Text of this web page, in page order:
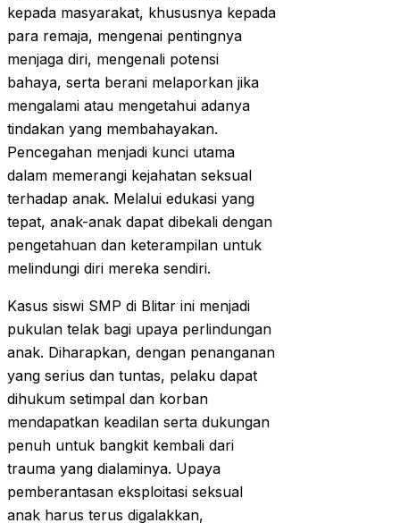
kepada masyarakat, khususnya kepada
para remaja, mengenai pentingnya
menjaga diri, mengenali potensi
bahaya, serta berani melaporkan jika
mengalami atau mengetahui adanya
tindakan yang membahayakan.
Pencegahan menjadi kunci utama
dalam memerangi kejahatan seksual
terhadap anak. Melalui edukasi yang
tepat, anak-anak dapat dibekali dengan
pengetahuan dan keterampilan untuk
melindungi diri mereka sendiri.
Kasus siswi SMP di Blitar ini menjadi
pukulan telak bagi upaya perlindungan
anak. Diharapkan, dengan penanganan
yang serius dan tuntas, pelaku dapat
dihukum setimpal dan korban
mendapatkan keadilan serta dukungan
penuh untuk bangkit kembali dari
trauma yang dialaminya. Upaya
pemberantasan eksploitasi seksual
anak harus terus digalakkan,